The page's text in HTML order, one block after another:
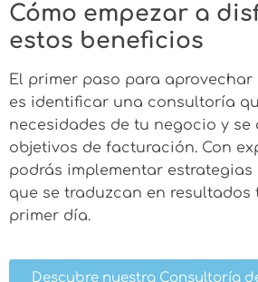
Cómo empezar a
estos beneficios
El primer paso para aprovechar
es identificar una consultoría
necesidades de tu negocio y se
objetivos de facturación. Con
podrás implementar estrategias
que se traduzcan en resultados
primer día.
Descubre nuestra Consultoría